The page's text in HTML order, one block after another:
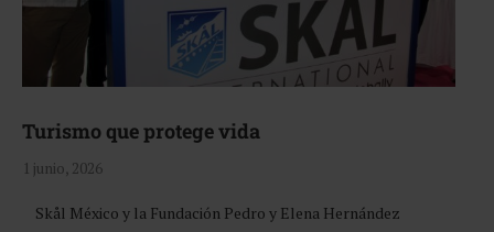
Turismo que protege vida
1 junio, 2026
Skål México y la Fundación Pedro y Elena Hernández